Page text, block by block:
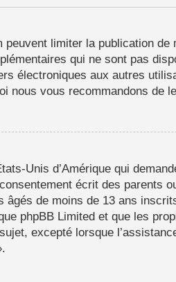
peuvent limiter la publication
qui ne sont pas
électroniques aux autres
nous vous recommandons de
Unis d’Amérique qui
écrit des parents
de moins de 13 ans
phpBB Limited et que les
excepté lorsque